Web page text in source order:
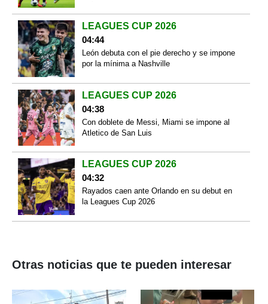
LEAGUES CUP 2026
04:44
León debuta con el pie derecho y se impone
por la mínima a Nashville
LEAGUES CUP 2026
04:38
Con doblete de Messi, Miami se impone al
Atletico de San Luis
LEAGUES CUP 2026
04:32
Rayados caen ante Orlando en su debut en
la Leagues Cup 2026
Otras noticias que te pueden interesar